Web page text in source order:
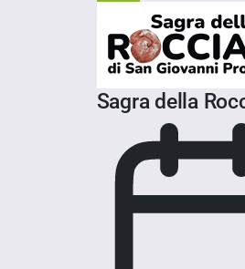
Sagra della